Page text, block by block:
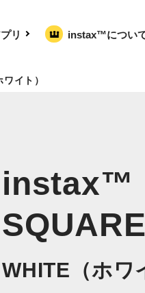
リ instax™につい
イト）
instax™
WHITE（ホワ